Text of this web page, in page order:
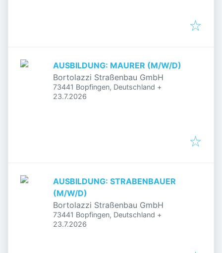
AUSBILDUNG: MAURER (M/W/D)
Bortolazzi Straßenbau GmbH
73441 Bopfingen, Deutschland +
Veröffentlicht
23.7.2026
AUSBILDUNG: STRABENBAUER
(M/W/D)
Bortolazzi Straßenbau GmbH
73441 Bopfingen, Deutschland +
Veröffentlicht
23.7.2026